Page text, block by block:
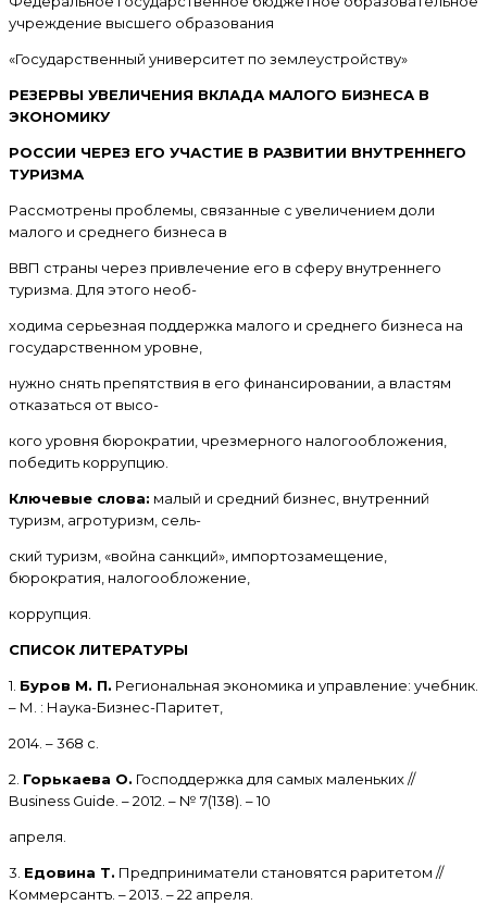
учреждение высшего образования
«Государственный университет по землеустройству»
РЕЗЕРВЫ УВЕЛИЧЕНИЯ ВКЛАДА МАЛОГО БИЗНЕСА В
ЭКОНОМИКУ
РОССИИ ЧЕРЕЗ ЕГО УЧАСТИЕ В РАЗВИТИИ ВНУТРЕННЕГО
ТУРИЗМА
Рассмотрены проблемы, связанные с увеличением доли
малого и среднего бизнеса в
ВВП страны через привлечение его в сферу внутреннего
туризма. Для этого необ-
ходима серьезная поддержка малого и среднего бизнеса на
государственном уровне,
нужно снять препятствия в его финансировании, а властям
отказаться от высо-
кого уровня бюрократии, чрезмерного налогообложения,
победить коррупцию.
Ключевые слова: малый и средний бизнес, внутренний
туризм, агротуризм, сель-
ский туризм, «война санкций», импортозамещение,
бюрократия, налогообложение,
коррупция.
СПИСОК ЛИТЕРАТУРЫ
1. Буров М. П. Региональная экономика и управление: учебник.
– М. : Наука-Бизнес-Паритет,
2014. – 368 с.
2. Горькаева О. Господдержка для самых маленьких //
Business Guide. – 2012. – № 7(138). – 10
апреля.
3. Едовина Т. Предприниматели становятся раритетом //
Коммерсантъ. – 2013. – 22 апреля.